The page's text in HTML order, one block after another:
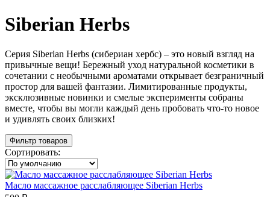
Siberian Herbs
Серия Siberian Herbs (сибериан хербс) – это новый взгляд на
привычные вещи! Бережный уход натуральной косметики в
сочетании с необычными ароматами открывает безграничный
простор для вашей фантазии. Лимитированные продукты,
эксклюзивные новинки и смелые эксперименты собраны
вместе, чтобы вы могли каждый день пробовать что-то новое
и удивлять своих близких!
Фильтр товаров
Сортировать:
Масло массажное расслабляющее Siberian Herbs